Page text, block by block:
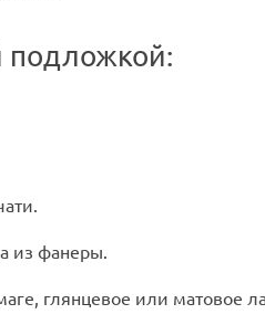
подложкой:
из фанеры.
глянцевое или матовое